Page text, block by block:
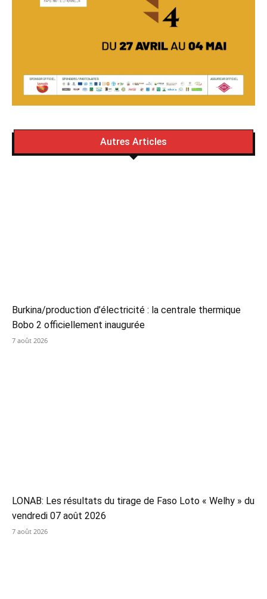
Autres Articles
Burkina/production d’électricité : la centrale thermique
Bobo 2 officiellement inaugurée
7 août 2026
LONAB: Les résultats du tirage de Faso Loto « Welhy » du
vendredi 07 août 2026
7 août 2026